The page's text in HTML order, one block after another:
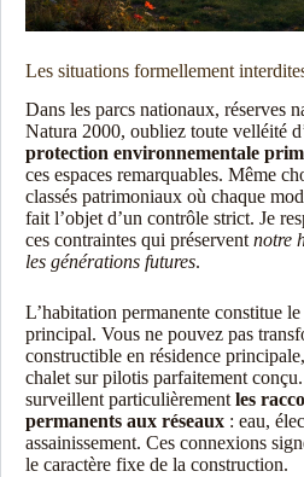
Les situations formellement
Dans les parcs nationaux, réserves
Natura 2000, oubliez toute velléité
protection environnementale
ces espaces remarquables. Même
classés patrimoniaux où chaque
fait l’objet d’un contrôle strict. Je
ces contraintes qui préservent notre
les générations futures.
L’habitation permanente constitue
principal. Vous ne pouvez pas
constructible en résidence
chalet sur pilotis parfaitement
surveillent particulièrement les
permanents aux réseaux : eau,
assainissement. Ces connexions
le caractère fixe de la construction.